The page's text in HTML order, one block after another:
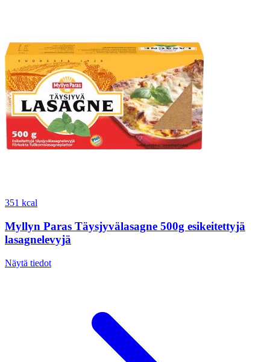
351 kcal
Myllyn Paras Täysjyvälasagne 500g esikeitettyjä
lasagnelevyjä
Näytä tiedot